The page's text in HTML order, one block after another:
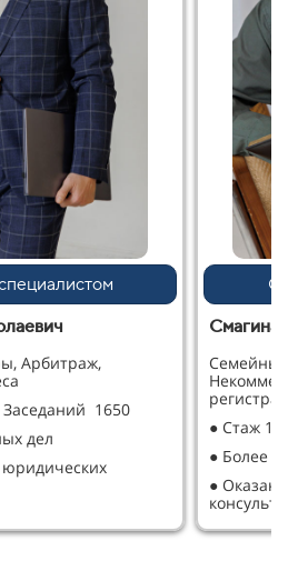
Арбитраж,
Заседаний 1650
дел
юридических
Смагина
● Стаж 12
● Более
●